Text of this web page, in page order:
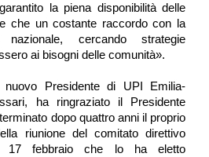
la piena disponibilità delle
che un costante raccordo con la
nazionale, cercando strategie
ai bisogni delle comunità».
Presidente di UPI Emilia-
ha ringraziato il Presidente
dopo quattro anni il proprio
riunione del comitato direttivo
17 febbraio che lo ha eletto